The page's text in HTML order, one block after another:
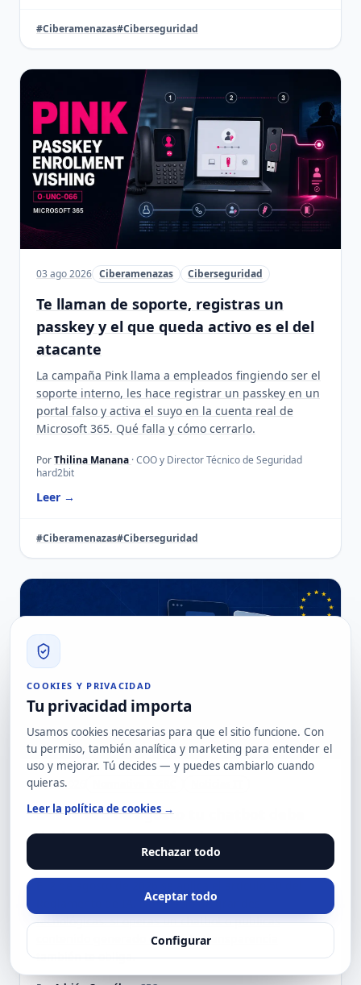
#Ciberamenazas#Ciberseguridad
03 ago 2026 Ciberamenazas Ciberseguridad
Te llaman de soporte, registras un
passkey y el que queda activo es el del
atacante
La campaña Pink llama a empleados fingiendo ser el
soporte interno, les hace registrar un passkey en un
portal falso y activa el suyo en la cuenta real de
Microsoft 365. Qué falla y cómo cerrarlo.
PorThilina Manana · COO y Director Técnico de Seguridad
hard2bit
Leer →
#Ciberamenazas#Ciberseguridad
31 jul 2026
Desde el 2 de agosto tu chatbot debe
decir que es IA: qué exige el artículo 50
Reglamento de IA. No va solo de grandes
tecnológicas: si operas un chatbot o publicas
contenido generado con IA, la transparencia
también te obliga.
COOKIES Y PRIVACIDAD
Tu privacidad importa
Usamos cookies necesarias para que el sitio funcione. Con
tu permiso, también analítica y marketing para entender el
uso y mejorar. Tú decides — y puedes cambiarlo cuando
quieras.
Leer la política de cookies →
Rechazar todo
Aceptar todo
Configurar